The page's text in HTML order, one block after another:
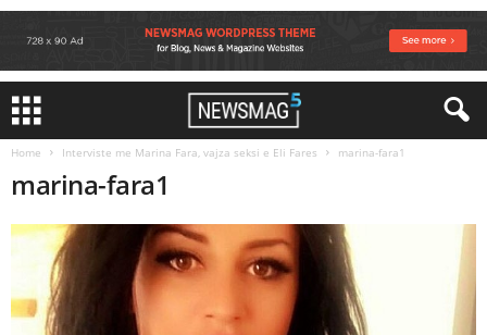
Home Interviste me Marina Fara, vajza seksi e Eli Fares marina-fara1
marina-fara1